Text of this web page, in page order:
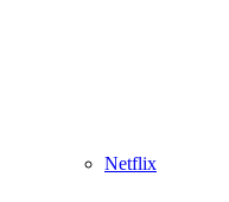
Netflix